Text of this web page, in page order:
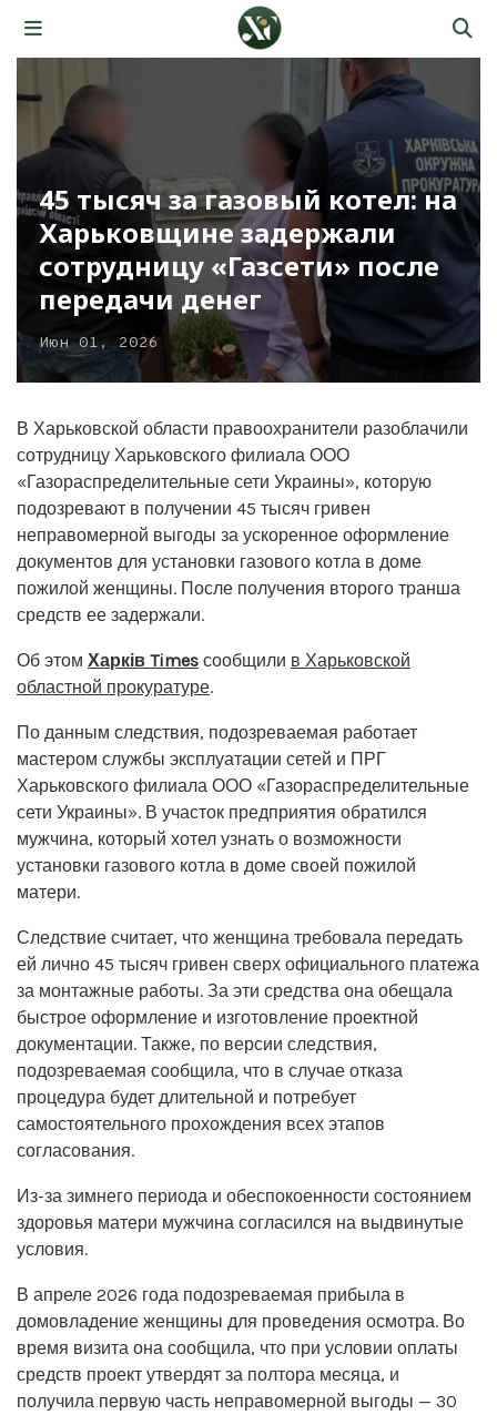
45 тысяч за газовый котел: на
Харьковщине задержали
сотрудницу «Газсети» после
передачи денег
Июн 01, 2026
В Харьковской области правоохранители разоблачили
сотрудницу Харьковского филиала ООО
«Газораспределительные сети Украины», которую
подозревают в получении 45 тысяч гривен
неправомерной выгоды за ускоренное оформление
документов для установки газового котла в доме
пожилой женщины. После получения второго транша
средств ее задержали.
Об этом Харків Times сообщили в Харьковской
областной прокуратуре.
По данным следствия, подозреваемая работает
мастером службы эксплуатации сетей и ПРГ
Харьковского филиала ООО «Газораспределительные
сети Украины». В участок предприятия обратился
мужчина, который хотел узнать о возможности
установки газового котла в доме своей пожилой
матери.
Следствие считает, что женщина требовала передать
ей лично 45 тысяч гривен сверх официального платежа
за монтажные работы. За эти средства она обещала
быстрое оформление и изготовление проектной
документации. Также, по версии следствия,
подозреваемая сообщила, что в случае отказа
процедура будет длительной и потребует
самостоятельного прохождения всех этапов
согласования.
Из-за зимнего периода и обеспокоенности состоянием
здоровья матери мужчина согласился на выдвинутые
условия.
В апреле 2026 года подозреваемая прибыла в
домовладение женщины для проведения осмотра. Во
время визита она сообщила, что при условии оплаты
средств проект утвердят за полтора месяца, и
получила первую часть неправомерной выгоды — 30